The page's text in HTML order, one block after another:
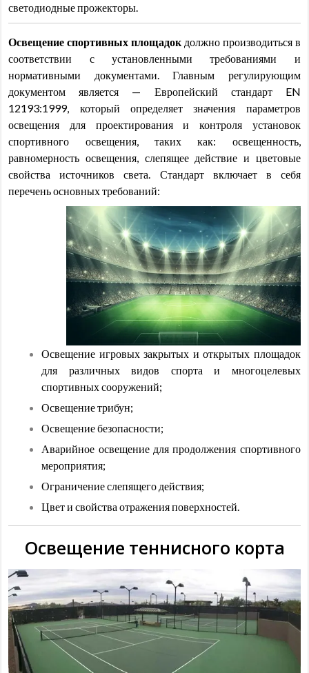
светодиодные прожекторы.
Освещение спортивных площадок должно производиться в
соответствии с установленными требованиями и
нормативными документами. Главным регулирующим
документом является — Европейский стандарт EN
12193:1999, который определяет значения параметров
освещения для проектирования и контроля установок
спортивного освещения, таких как: освещенность,
равномерность освещения, слепящее действие и цветовые
свойства источников света. Стандарт включает в себя
перечень основных требований:
Освещение игровых закрытых и открытых площадок
для различных видов спорта и многоцелевых
спортивных сооружений;
Освещение трибун;
Освещение безопасности;
Аварийное освещение для продолжения спортивного
мероприятия;
Ограничение слепящего действия;
Цвет и свойства отражения поверхностей.
Освещение теннисного корта